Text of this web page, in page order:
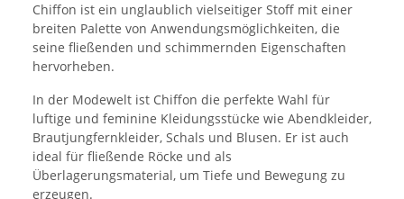
Chiffon ist ein unglaublich vielseitiger Stoff mit einer
breiten Palette von Anwendungsmöglichkeiten, die
seine fließenden und schimmernden Eigenschaften
hervorheben.
In der Modewelt ist Chiffon die perfekte Wahl für
luftige und feminine Kleidungsstücke wie Abendkleider,
Brautjungfernkleider, Schals und Blusen. Er ist auch
ideal für fließende Röcke und als
Überlagerungsmaterial, um Tiefe und Bewegung zu
erzeugen.